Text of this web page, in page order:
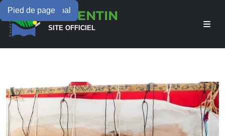
Menu principal
Contenu principal
Pied de pageLAMENTIN
SITE OFFICIEL